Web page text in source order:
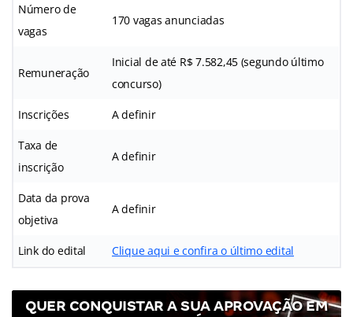
Número de
vagas
170 vagas anunciadas
Remuneração
Inicial de até R$ 7.582,45 (segundo último
concurso)
Inscrições A definir
Taxa de
inscrição
A definir
Data da prova
objetiva
A definir
Link do edital Clique aqui e confira o último edital
QUER CONQUISTAR A SUA APROVAÇÃO EM